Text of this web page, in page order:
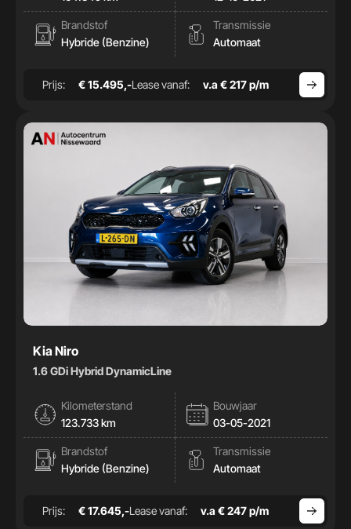
Brandstof
Hybride (Benzine)
Transmissie
Automaat
Prijs: € 15.495,-Lease vanaf: v.a € 217 p/m
Kia Niro
1.6 GDi Hybrid DynamicLine
Kilometerstand
123.733 km
Bouwjaar
03-05-2021
Brandstof
Hybride (Benzine)
Transmissie
Automaat
Prijs: € 17.645,-Lease vanaf: v.a € 247 p/m